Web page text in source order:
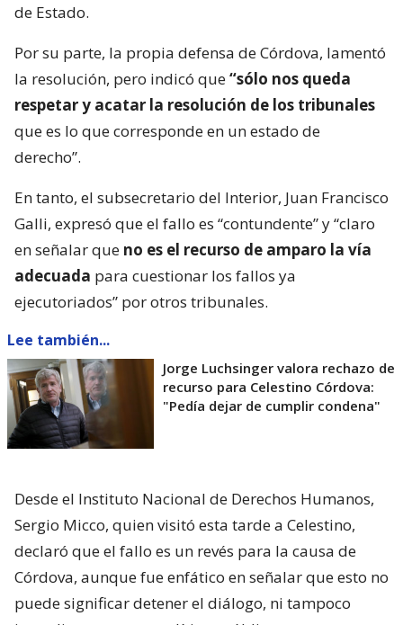
de Estado.
Por su parte, la propia defensa de Córdova, lamentó
la resolución, pero indicó que“sólo nos queda
respetar y acatar la resolución de los tribunales
que es lo que corresponde en un estado de
derecho”.
En tanto, el subsecretario del Interior, Juan Francisco
Galli, expresó que el fallo es “contundente” y “claro
en señalar que no es el recurso de amparo la vía
adecuada para cuestionar los fallos ya
ejecutoriados” por otros tribunales.
Lee también...
Jorge Luchsinger valora rechazo de
recurso para Celestino Córdova:
"Pedía dejar de cumplir condena"
Desde el Instituto Nacional de Derechos Humanos,
Sergio Micco, quien visitó esta tarde a Celestino,
declaró que el fallo es un revés para la causa de
Córdova, aunque fue enfático en señalar que esto no
puede significar detener el diálogo, ni tampoco